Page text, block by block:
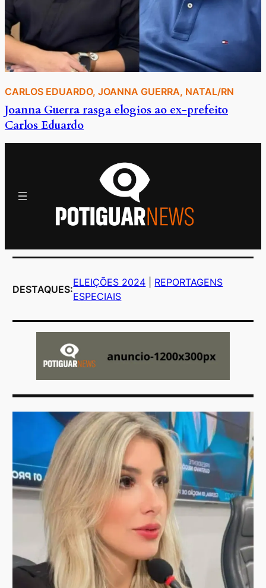
CARLOS EDUARDO, JOANNA GUERRA, NATAL/RN
Joanna Guerra rasga elogios ao ex-prefeito
Carlos Eduardo
DESTAQUES:
ELEIÇÕES 2024
REPORTAGENS
ESPECIAIS